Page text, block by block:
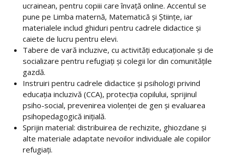
ucrainean, pentru copiii care învață online. Accentul se
pune pe Limba maternă, Matematică și Științe, iar
materialele includ ghiduri pentru cadrele didactice și
caiete de lucru pentru elevi.
Tabere de vară incluzive, cu activități educaționale și de
socializare pentru refugiați și colegii lor din comunitățile
gazdă.
Instruiri pentru cadrele didactice și psihologi privind
educația incluzivă (CCA), protecția copilului, sprijinul
psiho-social, prevenirea violenței de gen și evaluarea
psihopedagogică inițială.
Sprijin material: distribuirea de rechizite, ghiozdane și
alte materiale adaptate nevoilor individuale ale copiilor
refugiați.